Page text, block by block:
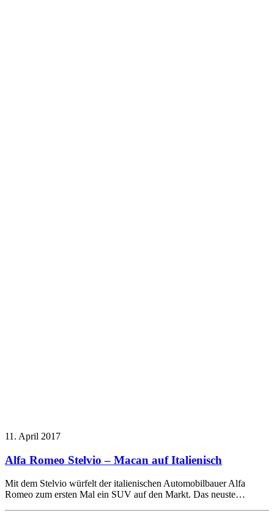
11. April 2017
Alfa Romeo Stelvio – Macan auf Italienisch
Mit dem Stelvio würfelt der italienischen Automobilbauer Alfa
Romeo zum ersten Mal ein SUV auf den Markt. Das neuste…